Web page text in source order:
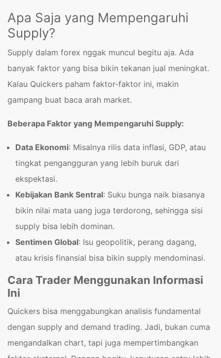
Apa Saja yang Mempengaruhi
Supply?
Supply dalam forex nggak muncul begitu aja. Ada
banyak faktor yang bisa bikin tekanan jual meningkat.
Kalau Quickers paham faktor-faktor ini, makin
gampang buat baca arah market.
Beberapa Faktor yang Mempengaruhi Supply:
Data Ekonomi: Misalnya rilis data inflasi, GDP, atau
tingkat pengangguran yang lebih buruk dari
ekspektasi.
Kebijakan Bank Sentral: Suku bunga naik biasanya
bikin nilai mata uang juga terdorong, sehingga sisi
supply bisa lebih dominan.
Sentimen Global: Isu geopolitik, perang dagang,
atau krisis finansial bisa bikin supply mendominasi.
Cara Trader Menggunakan Informasi
Ini
Quickers bisa menggabungkan analisis fundamental
dengan supply and demand trading. Jadi, bukan cuma
mengandalkan chart, tapi juga mempertimbangkan